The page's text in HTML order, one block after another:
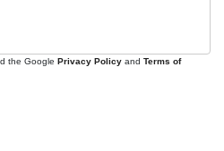
the Google Privacy Policy and Terms of